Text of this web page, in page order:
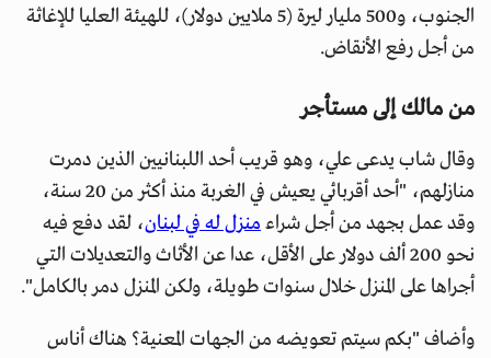
الجنوب، و500 مليار ليرة (5 ملايين دولار)، للهيئة العليا للإغاثة
من أجل رفع الأنقاض.
من مالك إلى مستأجر
وقال شاب يدعى علي، وهو قريب أحد اللبنانيين الذين دمرت
منازلهم، "أحد أقربائي يعيش في الغربة منذ أكثر من 20 سنة،
وقد عمل بجهد من أجل شراءمنزل له في لبنان، لقد دفع فيه
نحو 200 ألف دولار على الأقل، عدا عن الأثاث والتعديلات التي
أجراها على المنزل خلال سنوات طويلة، ولكن المنزل دمر بالكامل".
وأضاف "بكم سيتم تعويضه من الجهات المعنية؟ هناك أناس